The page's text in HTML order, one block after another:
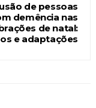
de pessoas
demência nas
de natal:
e adaptações